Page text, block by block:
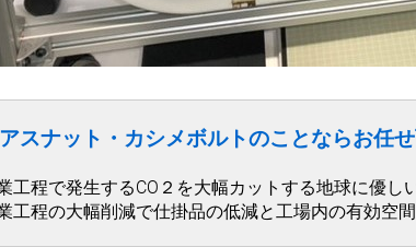
スナット・カシメボルトのことならお任せ
工程で発生するCO２を大幅カットする地球に優し
工程の大幅削減で仕掛品の低減と工場内の有効空間